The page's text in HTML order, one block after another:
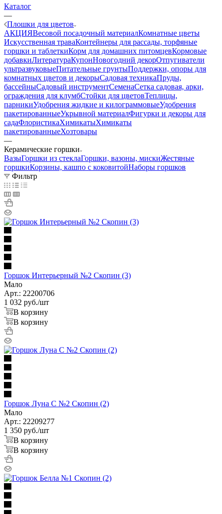
Каталог
—
Плошки для цветов
АКЦИЯВесовой посадочный материалКомнатные цветы
Искусственная траваКонтейнеры для рассады, торфяные
горшки и таблеткиКорм для домашних питомцевКормовые
добавкиЛитератураКупонНовогодний декорОтпугиватели
ультразвуковыеПитательные грунтыПоддержки, опоры для
комнатных цветов и декорыСадовая техникаПруды,
бассейныСадовый инструментСеменаСетка садовая, арки,
ограждения для клумбСтойки для цветовТеплицы,
парникиУдобрения жидкие и килограммовыеУдобрения
пакетированныеУкрывной материалФигурки и декоры для
садаФлористикаХимикатыХимикаты
пакетированныеХозтовары
—
Керамические горшки
ВазыГоршки из стеклаГоршки, вазоны, мискиЖестяные
горшкиКорзины, кашпо с коковитойНаборы горшков
Фильтр
Горшок Интерьерный №2 Скопин (3)
Мало
Арт.: 22200706
1 032 руб./шт
В корзину
В корзину
Горшок Луна С №2 Скопин (2)
Мало
Арт.: 22209277
1 350 руб./шт
В корзину
В корзину